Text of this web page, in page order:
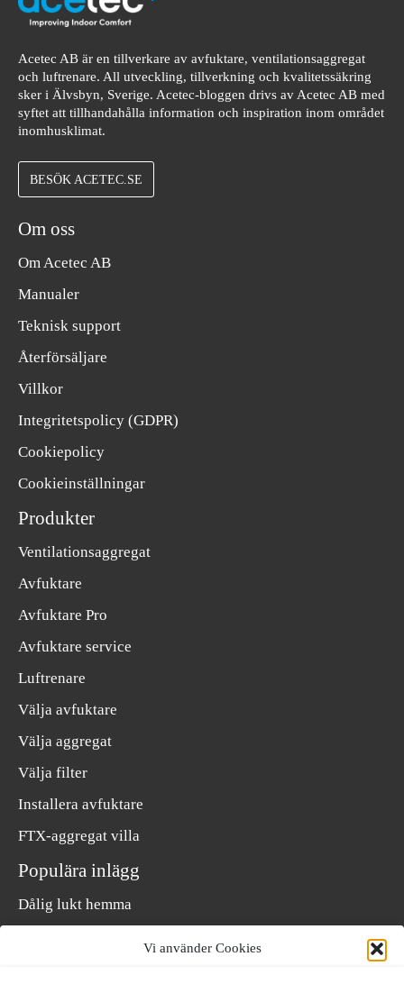
Vi använder Cookies
Acetec AB är en tillverkare av avfuktare, ventilationsaggregat
och luftrenare. All utveckling, tillverkning och kvalitetssäkring
sker i Älvsbyn, Sverige. Acetec-bloggen drivs av Acetec AB med
syftet att tillhandahålla information och inspiration inom området
inomhusklimat.
BESÖK ACETEC.SE
Om oss
Om Acetec AB
Manualer
Teknisk support
Återförsäljare
Villkor
Integritetspolicy (GDPR)
Cookiepolicy
Cookieinställningar
Produkter
Ventilationsaggregat
Avfuktare
Avfuktare Pro
Avfuktare service
Luftrenare
Välja avfuktare
Välja aggregat
Välja filter
Installera avfuktare
FTX-aggregat villa
Populära inlägg
Dålig lukt hemma